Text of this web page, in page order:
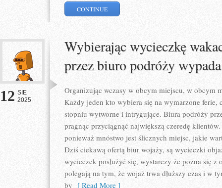
CONTINUE
12 SIE
2025
Wybierając wycieczkę
przez biuro podróży
Organizując wczasy w obcym miejscu, w obcym
Każdy jeden kto wybiera się na wymarzone ferie,
stopniu wytworne i intrygujące. Biura podróży
pragnąc przyciągnąć największą czeredę
ponieważ mnóstwo jest ślicznych miejsc, jakie
Dziś ciekawą ofertą biur wojaży, są wycieczki
wycieczek posłużyć się, wystarczy że pozna się z
polegają na tym, że wojaż trwa dłuższy czas i w
by [ Read More ]